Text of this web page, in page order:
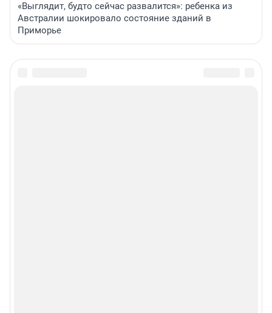
«Выглядит, будто сейчас развалится»: ребенка из
Австралии шокировало состояние зданий в
Приморье